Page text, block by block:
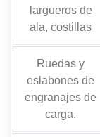
largueros de
ala, costillas
Ruedas y
eslabones de
engranajes de
carga.